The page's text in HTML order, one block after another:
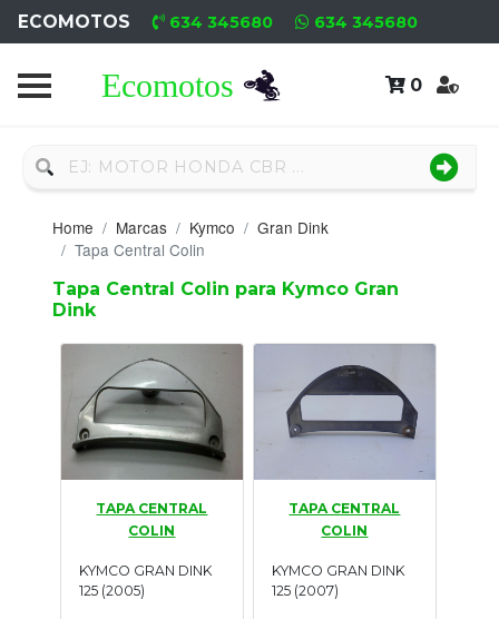
ECOMOTOS 634 345680 634 345680
0
Home
Nuevo
Neumáticos
Campa
Motores
Nuevos
Motores
Usados
Tasaciones
Formulario
Home Marcas Kymco
Gran Dink
Tapa Central Colin
Tapa Central Colin para Kymco Gran
Dink
TAPA CENTRAL
COLIN
KYMCO GRAN DINK
125 (2005)
TAPA CENTRAL
COLIN
KYMCO GRAN DINK
125 (2007)